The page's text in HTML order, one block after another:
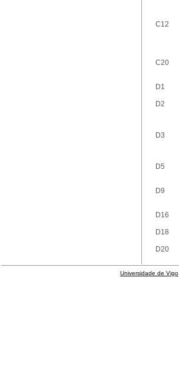
C12
C20
D1
D2
D3
D5
D9
D16
D18
D20
Universidade de Vigo